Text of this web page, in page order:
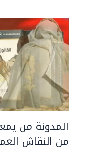
المدونة من
من النقاش